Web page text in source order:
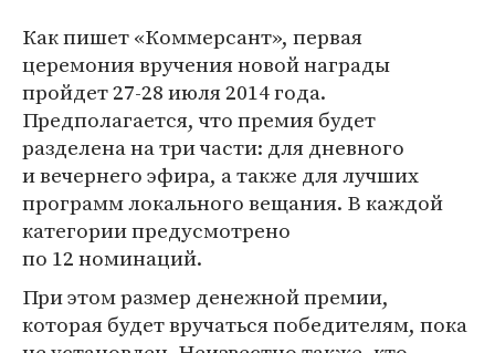
Как пишет «Коммерсант», первая
церемония вручения новой награды
пройдет 27-28 июля 2014 года.
Предполагается, что премия будет
разделена на три части: для дневного
и вечернего эфира, а также для лучших
программ локального вещания. В каждой
категории предусмотрено
по 12 номинаций.
При этом размер денежной премии,
которая будет вручаться победителям, пока